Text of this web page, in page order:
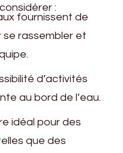
:
fournissent de
rassembler et
d’activités
au bord de l’eau.
idéal pour des
que des